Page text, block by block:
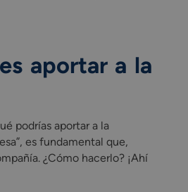
aportar a la
podrías aportar a la
es fundamental que,
¿Cómo hacerlo? ¡Ahí